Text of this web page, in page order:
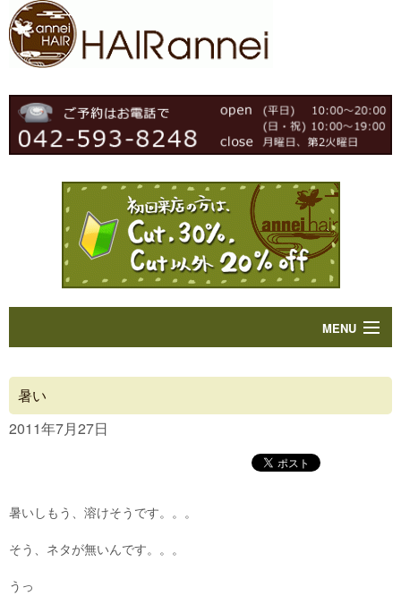
MENU
Concept
Blog
Contact
暑い
2011年7月27日
暑いしもう、溶けそうです。。。
そう、ネタが無いんです。。。
うっ